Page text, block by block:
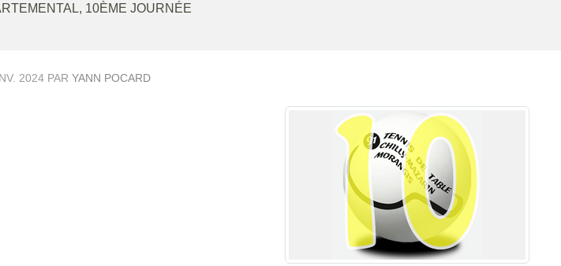
10ÈME JOURNÉE
2024PAR YANN POCARD